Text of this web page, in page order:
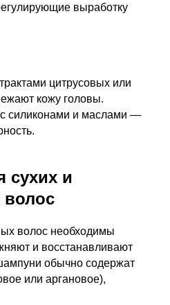
выработку
цитрусовых или
кожу головы.
силиконами и маслами —
сухих и
волос необходимы
и восстанавливают
обычно содержат
или аргановое),